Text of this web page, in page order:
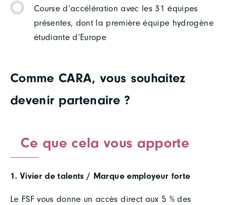
Course d’accélération avec les 31 équipes
présentes, dont la première équipe hydrogène
étudiante d’Europe
Comme CARA, vous souhaitez
devenir partenaire ?
Ce que cela vous apporte
1. Vivier de talents / Marque employeur forte
Le FSF vous donne un accès direct aux 5 % des